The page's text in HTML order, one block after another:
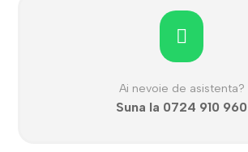
Ai nevoie de asistenta?
Suna la 0724 910 960